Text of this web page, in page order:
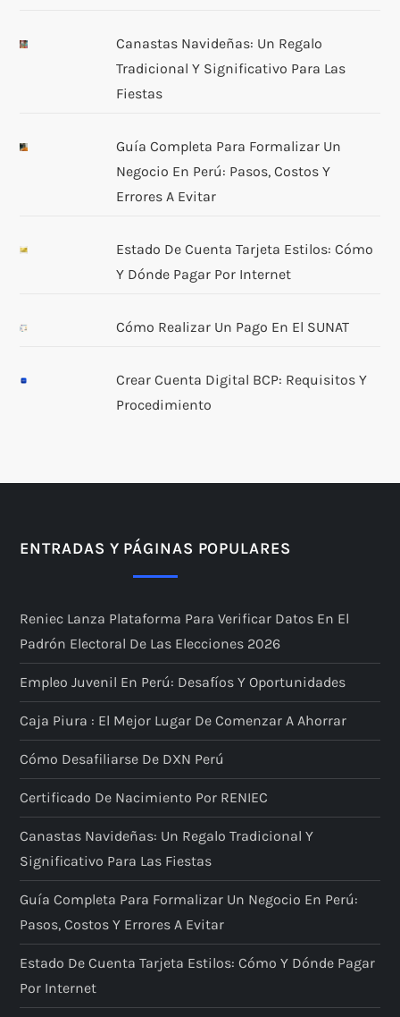
Canastas Navideñas: Un Regalo
Tradicional Y Significativo Para Las
Fiestas
Guía Completa Para Formalizar Un
Negocio En Perú: Pasos, Costos Y
Errores A Evitar
Estado De Cuenta Tarjeta Estilos: Cómo
Y Dónde Pagar Por Internet
Cómo Realizar Un Pago En El SUNAT
Crear Cuenta Digital BCP: Requisitos Y
Procedimiento
ENTRADAS Y PÁGINAS POPULARES
Reniec Lanza Plataforma Para Verificar Datos En El
Padrón Electoral De Las Elecciones 2026
Empleo Juvenil En Perú: Desafíos Y Oportunidades
Caja Piura : El Mejor Lugar De Comenzar A Ahorrar
Cómo Desafiliarse De DXN Perú
Certificado De Nacimiento Por RENIEC
Canastas Navideñas: Un Regalo Tradicional Y
Significativo Para Las Fiestas
Guía Completa Para Formalizar Un Negocio En Perú:
Pasos, Costos Y Errores A Evitar
Estado De Cuenta Tarjeta Estilos: Cómo Y Dónde Pagar
Por Internet